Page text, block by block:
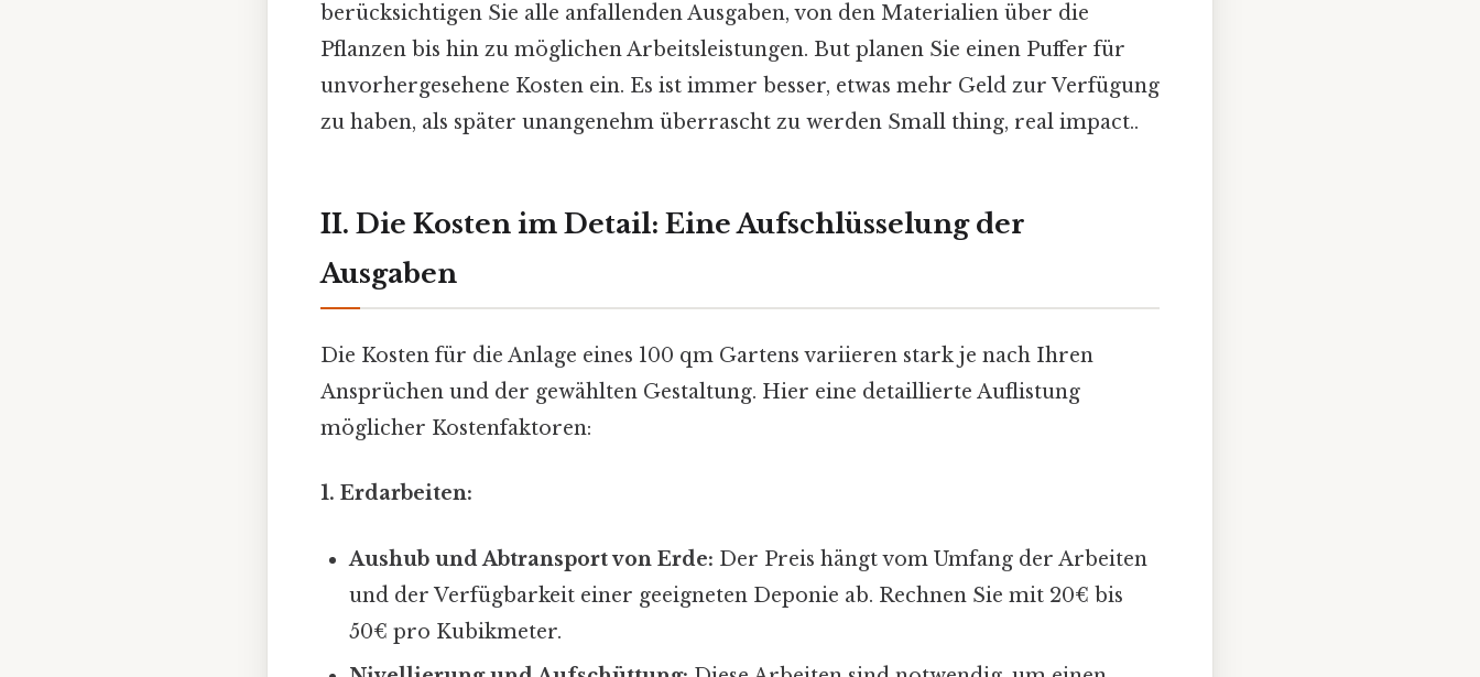
berücksichtigen Sie alle anfallenden Ausgaben, von den Materialien über die
Pflanzen bis hin zu möglichen Arbeitsleistungen. But planen Sie einen Puffer für
unvorhergesehene Kosten ein. Es ist immer besser, etwas mehr Geld zur Verfügung
zu haben, als später unangenehm überrascht zu werden Small thing, real impact..
II. Die Kosten im Detail: Eine Aufschlüsselung der
Ausgaben
Die Kosten für die Anlage eines 100 qm Gartens variieren stark je nach Ihren
Ansprüchen und der gewählten Gestaltung. Hier eine detaillierte Auflistung
möglicher Kostenfaktoren:
1. Erdarbeiten:
Aushub und Abtransport von Erde: Der Preis hängt vom Umfang der Arbeiten
und der Verfügbarkeit einer geeigneten Deponie ab. Rechnen Sie mit 20€ bis
50€ pro Kubikmeter.